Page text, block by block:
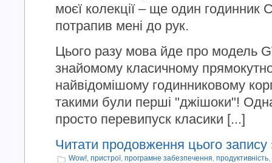
моєї колекції – ще один
потрапив мені до рук.
Цього разу мова йде про модель
знайомому класичному
найвідомішому годинниковому
такими були перші "джішоки"!
просто перевипуск класики [...]
Читати продовження цього запису
Wow!, пристрої, програмне забезпечення, продуктивність,